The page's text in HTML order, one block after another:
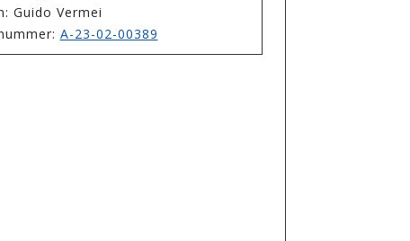
Guido Vermei
A-23-02-00389